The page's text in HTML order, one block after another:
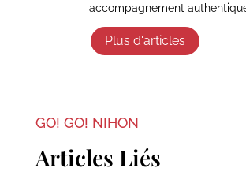
accompagnement
Plus d'articles
GO! GO! NIHON
Articles Liés